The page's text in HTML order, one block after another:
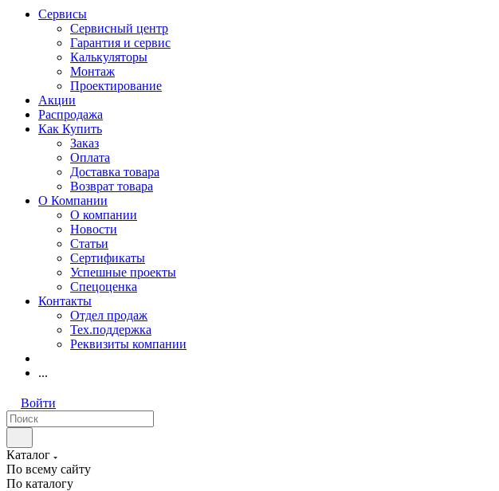
Сервисы
Сервисный центр
Гарантия и сервис
Калькуляторы
Монтаж
Проектирование
Акции
Распродажа
Как Купить
Заказ
Оплата
Доставка товара
Возврат товара
О Компании
О компании
Новости
Статьи
Сертификаты
Успешные проекты
Спецоценка
Контакты
Отдел продаж
Тех.поддержка
Реквизиты компании
...
Войти
Каталог
По всему сайту
По каталогу